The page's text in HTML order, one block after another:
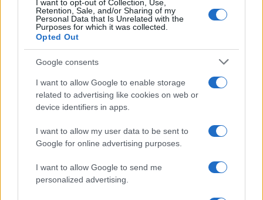
I want to opt-out of Collection, Use,
Retention, Sale, and/or Sharing of my
Personal Data that Is Unrelated with the
Purposes for which it was collected.
Opted Out
Google consents
I want to allow Google to enable storage
related to advertising like cookies on web or
device identifiers in apps.
I want to allow my user data to be sent to
Google for online advertising purposes.
I want to allow Google to send me
personalized advertising.
Sri Lanka: itinerari tra spiritualità, architettura e
spiagge paradisiache